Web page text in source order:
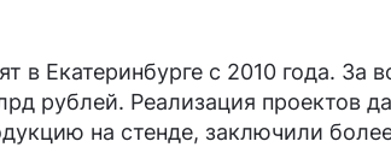
с 2010 года. За
рублей. Реализация проектов
на стенде, заключили